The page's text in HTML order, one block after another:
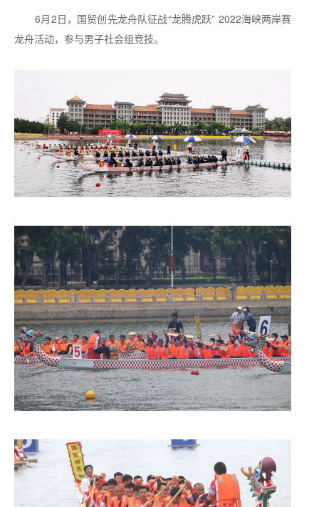
6月2日，国贸创先龙舟队征战“龙腾虎跃” 2022海峡两岸赛
龙舟活动，参与男子社会组竞技。